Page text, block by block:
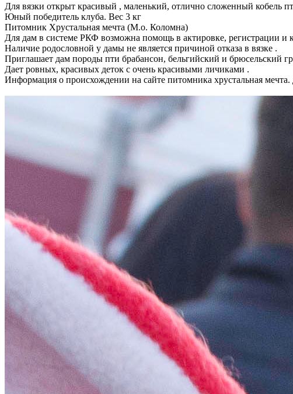
Для вязки открыт красивый , маленький, отлично сложенный кобель
Юный победитель клуба. Вес 3 кг
Питомник Хрустальная мечта (М.о. Коломна)
Для дам в системе РКФ возможна помощь в актировке, регистрации и
Наличие родословной у дамы не является причиной отказа в вязке .
Приглашает дам породы пти брабансон, бельгийский и брюсельский
Дает ровных, красивых деток с очень красивыми личиками .
Информация о происхождении на сайте питомника хрустальная